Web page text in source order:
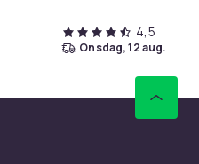
4,5
onsdag, 12 aug.